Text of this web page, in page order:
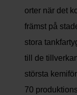
orter när det
främst på
stora
till de
största
70